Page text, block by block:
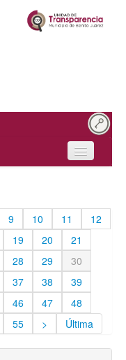
9 10 11
12
19 20
21
28 29
30
37 38
39
46 47
48
55 > Última